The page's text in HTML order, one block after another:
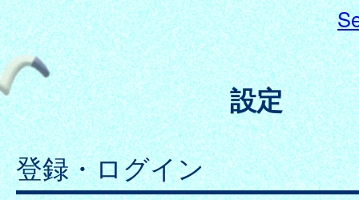
設定
登録・ログイン